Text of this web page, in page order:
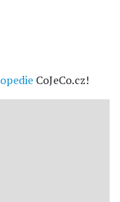
CoJeCo.cz!